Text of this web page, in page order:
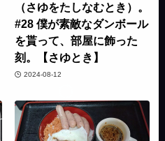
（さゆをたしなむとき）。
#28 僕が素敵なダンボール
を貰って、部屋に飾った
刻。【さゆとき】
2024-08-12